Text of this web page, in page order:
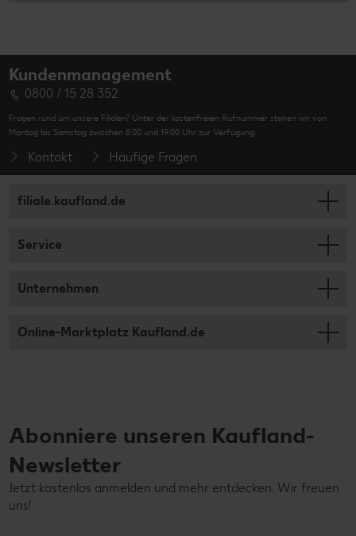
Kundenmanagement
0800 / 15 28 352
Fragen rund um unsere Filialen? Unter der kostenfreien Rufnummer stehen wir von
Montag bis Samstag zwischen 8:00 und 19:00 Uhr zur Verfügung.
Kontakt Häufige Fragen
filiale.kaufland.de
Service
Unternehmen
Online-Marktplatz Kaufland.de
Abonniere unseren Kaufland-
Newsletter
Jetzt kostenlos anmelden und mehr entdecken. Wir freuen
uns!